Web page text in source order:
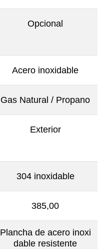
Opcional
Acero inoxidable
Gas Natural / Propano
Exterior
304 inoxidable
385,00
Plancha de acero inoxi
dable resistente